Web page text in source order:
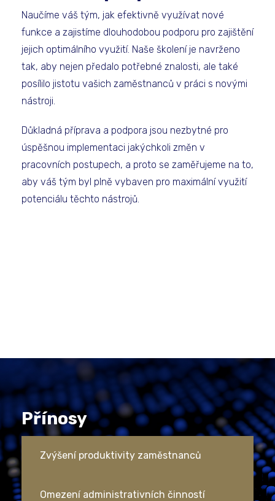
Naučíme váš tým, jak efektivně využívat nové
funkce a zajistíme dlouhodobou podporu pro zajištění
jejich optimálního využití. Naše školení je navrženo
tak, aby nejen předalo potřebné znalosti, ale také
posílilo jistotu vašich zaměstnanců v práci s novými
nástroji.
Důkladná příprava a podpora jsou nezbytné pro
úspěšnou implementaci jakýchkoli změn v
pracovních postupech, a proto se zaměřujeme na to,
aby váš tým byl plně vybaven pro maximální využití
potenciálu těchto nástrojů.
Přínosy
Zvýšení produktivity zaměstnanců
Omezení administrativních činností